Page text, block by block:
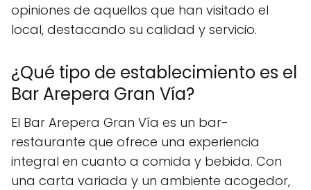
opiniones de aquellos que han visitado el
local, destacando su calidad y servicio.
¿Qué tipo de establecimiento es el
Bar Arepera Gran Vía?
El Bar Arepera Gran Vía es un bar-
restaurante que ofrece una experiencia
integral en cuanto a comida y bebida. Con
una carta variada y un ambiente acogedor,